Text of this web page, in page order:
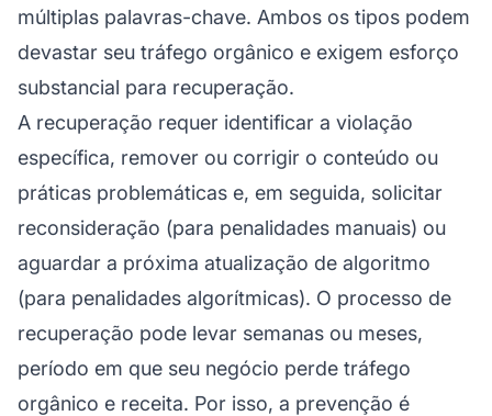
múltiplas palavras-chave. Ambos os tipos podem
devastar seu tráfego orgânico e exigem esforço
substancial para recuperação.
A recuperação requer identificar a violação
específica, remover ou corrigir o conteúdo ou
práticas problemáticas e, em seguida, solicitar
reconsideração (para penalidades manuais) ou
aguardar a próxima atualização de algoritmo
(para penalidades algorítmicas). O processo de
recuperação pode levar semanas ou meses,
período em que seu negócio perde tráfego
orgânico e receita. Por isso, a prevenção é